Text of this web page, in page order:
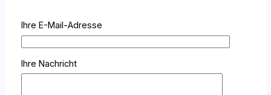
Ihre E-Mail-Adresse
Ihre Nachricht